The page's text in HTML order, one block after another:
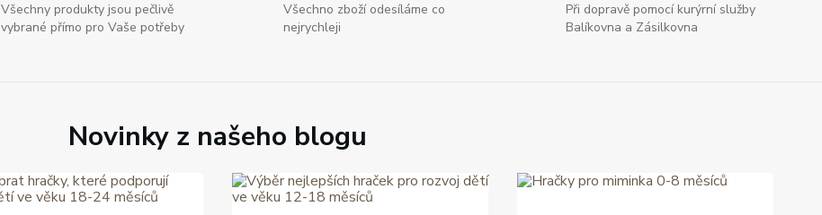
Všechny produkty jsou pečlivě
vybrané přímo pro Vaše potřeby
Všechno zboží odesíláme co
nejrychleji
Při dopravě pomocí kurýrní služby
Balíkovna a Zásilkovna
Novinky z našeho blogu